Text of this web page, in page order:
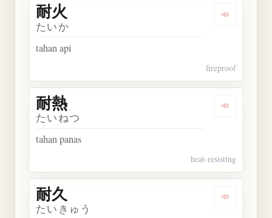
Dengarkan
耐火
たいか
tahan api
fireproof
Dengarkan
耐熱
たいねつ
tahan panas
heat-resisting
Dengarkan
耐久
たいきゅう